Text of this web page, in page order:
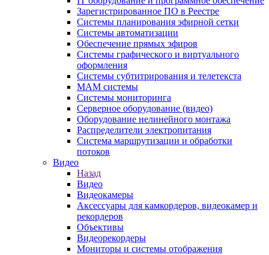
Зарегистрированное ПО в Реестре
Системы планирования эфирной сетки
Системы автоматизации
Обеспечение прямых эфиров
Системы графического и виртуального
оформления
Системы субтитрирования и телетекста
MAM системы
Системы мониторинга
Серверное оборудование (видео)
Оборудование нелинейного монтажа
Распределители электропитания
Система маршрутизации и обработки
потоков
Видео
Назад
Видео
Видеокамеры
Аксессуары для камкордеров, видеокамер и
рекордеров
Объективы
Видеорекордеры
Мониторы и системы отображения